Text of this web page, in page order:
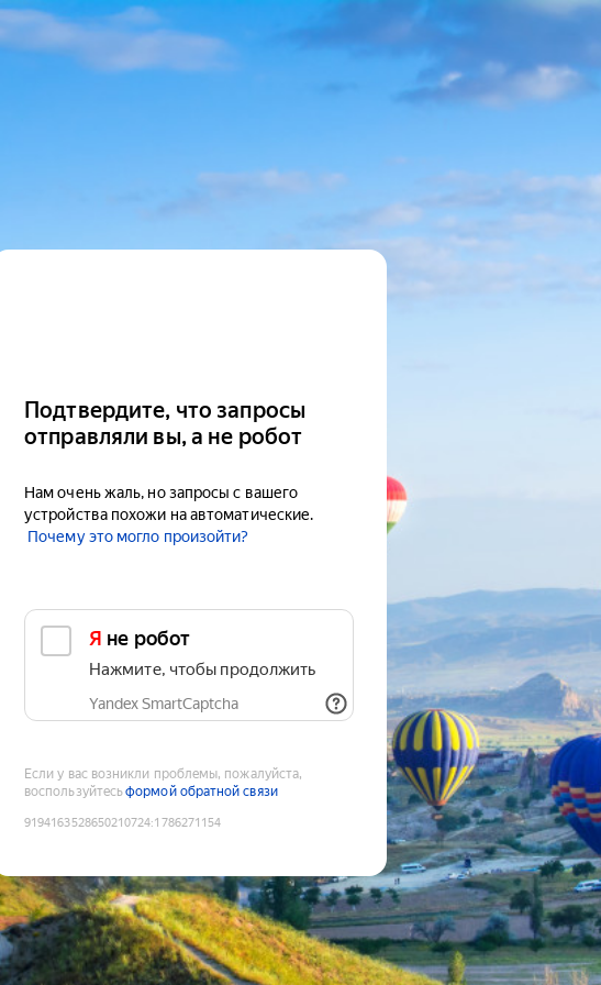
Подтвердите, что запросы
отправляли вы, а не робот
Нам очень жаль, но запросы с вашего
устройства похожи на автоматические.
Почему это могло произойти?
Я не робот
Нажмите, чтобы продолжить
Yandex SmartCaptcha
Если у вас возникли проблемы, пожалуйста,
воспользуйтесьформой обратной связи
9194163528650210724:1786271154